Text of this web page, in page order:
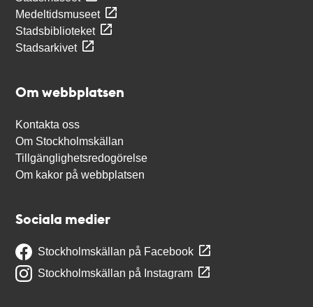
Medeltidsmuseet
Stadsbiblioteket
Stadsarkivet
Om webbplatsen
Kontakta oss
Om Stockholmskällan
Tillgänglighetsredogörelse
Om kakor på webbplatsen
Sociala medier
Stockholmskällan på Facebook
Stockholmskällan på Instagram